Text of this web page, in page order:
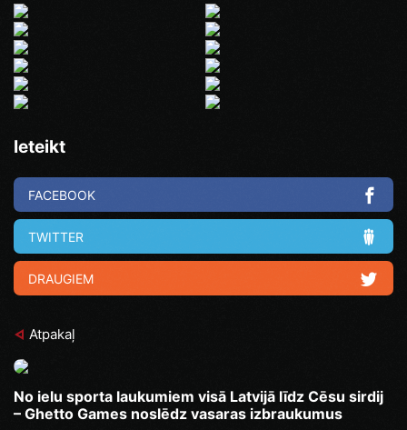
Ieteikt
FACEBOOK
TWITTER
DRAUGIEM
Atpakaļ
No ielu sporta laukumiem visā Latvijā līdz Cēsu sirdij
– Ghetto Games noslēdz vasaras izbraukumus